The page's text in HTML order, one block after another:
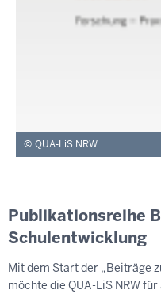
QUA-LiS NRW
Publikationsreihe
Schulentwicklung
Mit dem Start der „Beiträge
möchte die QUA-LiS NRW